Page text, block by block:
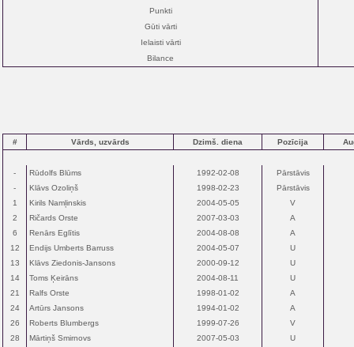
Punkti
Gūti vārti
Ielaisti vārti
Bilance
# Vārds, uzvārds Dzimš. diena Pozīcija
- Rūdolfs Blūms 1992-02-08
Pārstāvis
-
Klāvs Ozoliņš 1998-02-23
Pārstāvis
1
Kirils Namļinskis 2004-05-05
V
2
Ričards Orste 2007-03-03
A
6
Renārs Eglītis 2004-08-08
A
12
Endijs Umberts Barruss 2004-05-07
U
13
Klāvs Ziedonis-Jansons 2000-09-12
U
14
Toms Ķeirāns 2004-08-11
U
21
Ralfs Orste 1998-01-02
A
24
Artūrs Jansons 1994-01-02
A
26
Roberts Blumbergs 1999-07-26
V
28
Mārtiņš Smirnovs 2007-05-03
U